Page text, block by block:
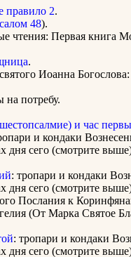
правило 2.
48).
чтения: Первая книга
.
Иоанна Богослова:
потребу.
и час
и кондаки
дня сего (смотрите
: тропари и кондаки
дня сего (смотрите
Послания к
(От Марка Святое
: тропари и кондаки
дня сего (смотрите